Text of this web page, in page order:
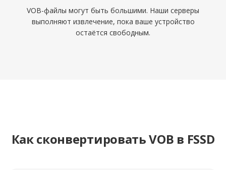
VOB-файлы могут быть большими. Наши серверы
выполняют извлечение, пока ваше устройство
остаётся свободным.
Как сконвертировать VOB в FSSD